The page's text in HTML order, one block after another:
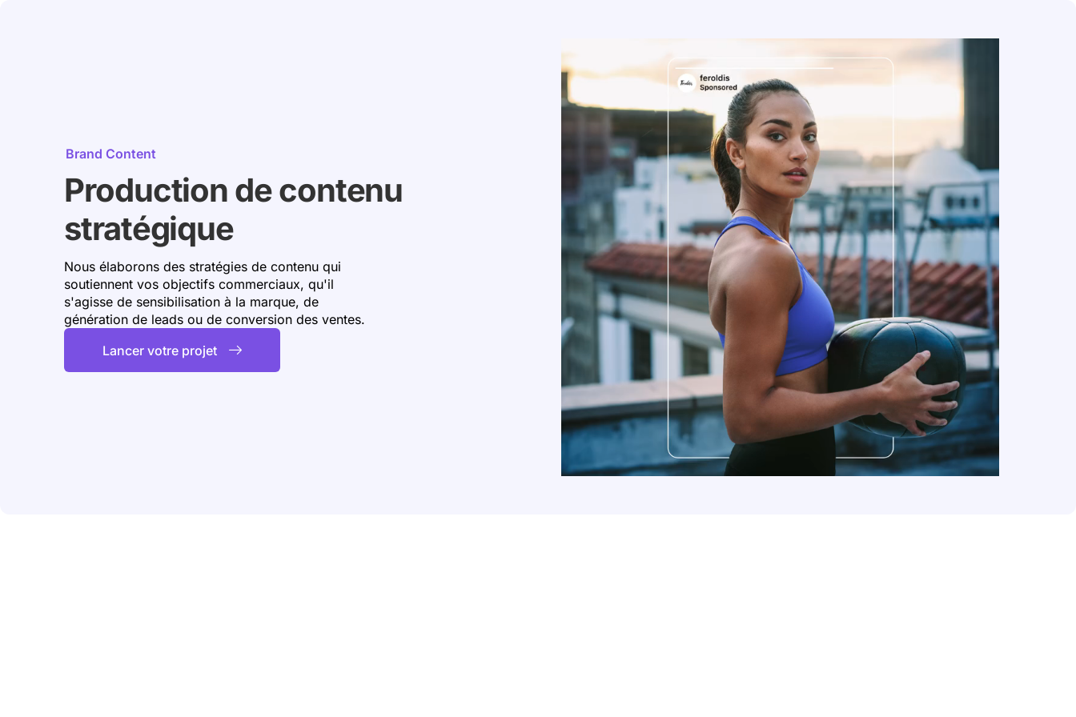
Brand Content
Production de contenu
stratégique
Nous élaborons des stratégies de contenu qui
soutiennent vos objectifs commerciaux, qu'il
s'agisse de sensibilisation à la marque, de
génération de leads ou de conversion des ventes.
Lancer votre projet